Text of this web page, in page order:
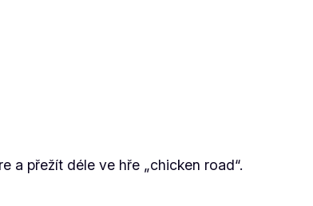
a přežít déle ve hře „chicken road“.